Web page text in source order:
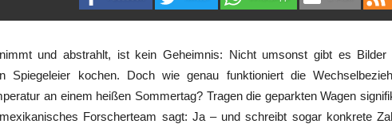
und abstrahlt, ist kein Geheimnis: Nicht umsonst gibt es Bilder
Spiegeleier kochen. Doch wie genau funktioniert die
an einem heißen Sommertag? Tragen die geparkten Wagen
Forscherteam sagt: Ja – und schreibt sogar konkrete